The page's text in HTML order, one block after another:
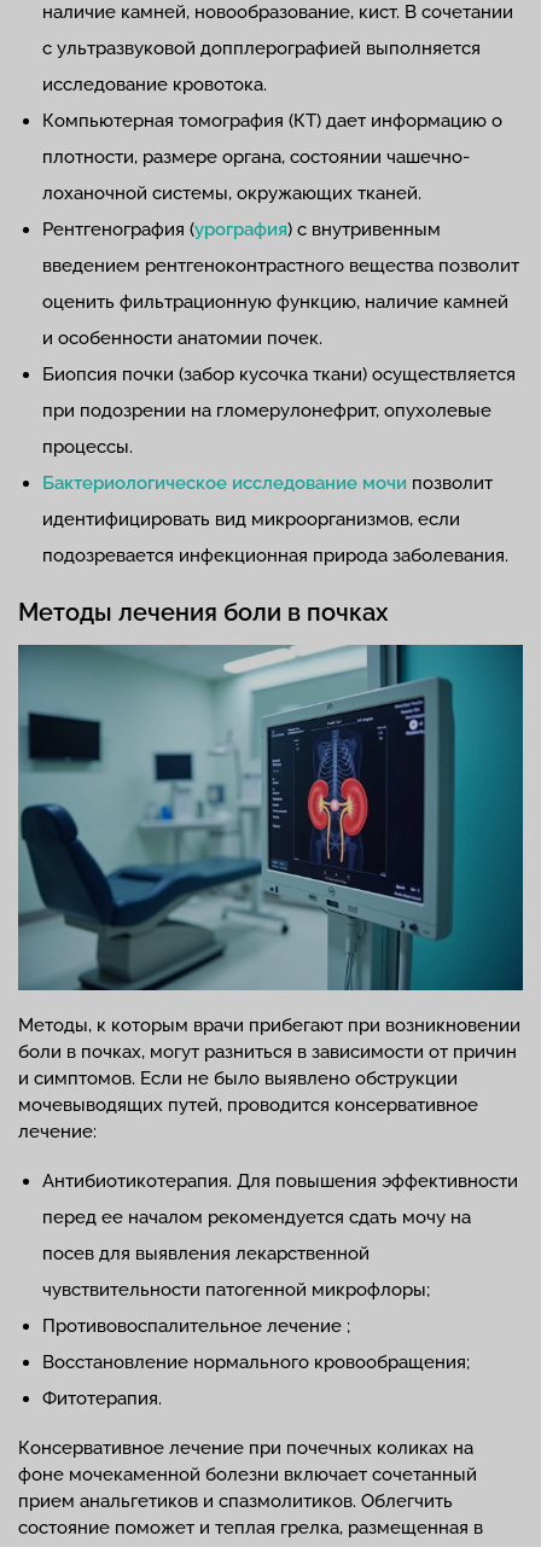
наличие камней, новообразование, кист. В сочетании
с ультразвуковой допплерографией выполняется
исследование кровотока.
Компьютерная томография (КТ) дает информацию о
плотности, размере органа, состоянии чашечно-
лоханочной системы, окружающих тканей.
Рентгенография (урография) с внутривенным
введением рентгеноконтрастного вещества позволит
оценить фильтрационную функцию, наличие камней
и особенности анатомии почек.
Биопсия почки (забор кусочка ткани) осуществляется
при подозрении на гломерулонефрит, опухолевые
процессы.
Бактериологическое исследование мочи позволит
идентифицировать вид микроорганизмов, если
подозревается инфекционная природа заболевания.
Методы лечения боли в почках
Методы, к которым врачи прибегают при возникновении
боли в почках, могут разниться в зависимости от причин
и симптомов. Если не было выявлено обструкции
мочевыводящих путей, проводится консервативное
лечение:
Антибиотикотерапия. Для повышения эффективности
перед ее началом рекомендуется сдать мочу на
посев для выявления лекарственной
чувствительности патогенной микрофлоры;
Противовоспалительное лечение ;
Восстановление нормального кровообращения;
Фитотерапия.
Консервативное лечение при почечных коликах на
фоне мочекаменной болезни включает сочетанный
прием анальгетиков и спазмолитиков. Облегчить
состояние поможет и теплая грелка, размещенная в